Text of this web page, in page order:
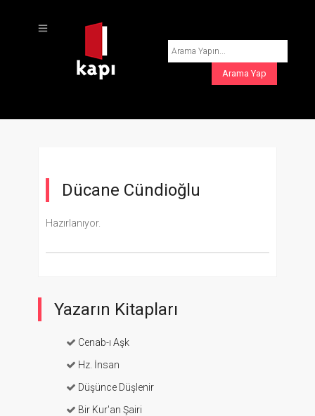
Dücane Cündioğlu
Hazırlanıyor.
Yazarın Kitapları
Cenab-ı Aşk
Hz. İnsan
Düşünce Düşlenir
Bir Kur'an Şairi